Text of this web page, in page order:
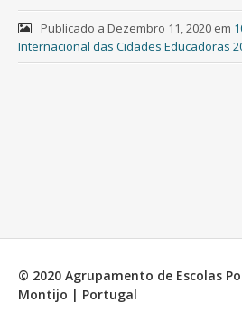
Publicado a Dezembro 11, 2020em
Internacional das Cidades Educadoras
© 2020 Agrupamento de Escolas
Montijo | Portugal